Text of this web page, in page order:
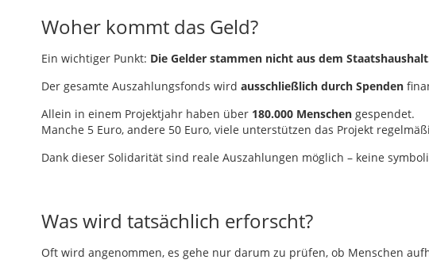
Woher kommt das Geld?
Ein wichtiger Punkt: Die Gelder stammen nicht aus dem
Der gesamte Auszahlungsfonds wird ausschließlich durch Spenden
Allein in einem Projektjahr haben über 180.000 Menschen gespendet.
Manche 5 Euro, andere 50 Euro, viele unterstützen das Projekt
Dank dieser Solidarität sind reale Auszahlungen möglich – keine
Was wird tatsächlich erforscht?
Oft wird angenommen, es gehe nur darum zu prüfen, ob Menschen